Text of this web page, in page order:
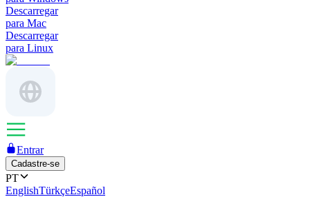
Descarregar
para Mac
Descarregar
para Linux
Entrar
Cadastre-se
PT
EnglishTürkçeEspañol